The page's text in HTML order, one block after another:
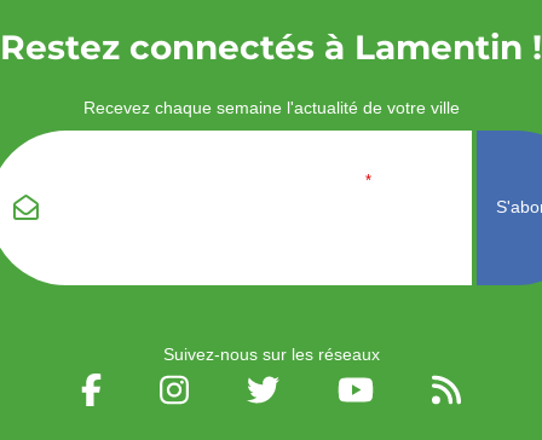
Restez connectés à Lamentin !
Recevez chaque semaine l'actualité de votre ville
*
Suivez-nous sur les réseaux